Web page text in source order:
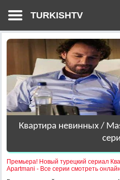
TURKISHTV
Квартира невинных /
Премьера! Новый турецкий сериал
Apartmani - Все серии смотреть